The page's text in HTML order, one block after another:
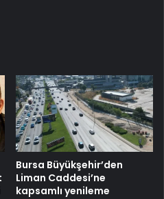
Bursa Büyükşehir’den
Liman Caddesi’ne
kapsamlı yenileme